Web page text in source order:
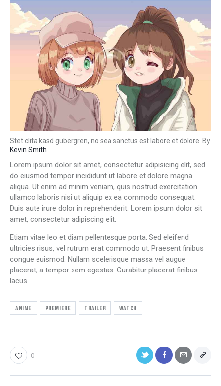
Stet clita kasd gubergren, no sea sanctus est labore et dolore. By
Kevin Smith
Lorem ipsum dolor sit amet, consectetur adipisicing elit, sed
do eiusmod tempor incididunt ut labore et dolore magna
aliqua. Ut enim ad minim veniam, quis nostrud exercitation
ullamco laboris nisi ut aliquip ex ea commodo consequat.
Duis aute irure dolor in reprehenderit. Lorem ipsum dolor sit
amet, consectetur adipiscing elit.
Etiam vitae leo et diam pellentesque porta. Sed eleifend
ultricies risus, vel rutrum erat commodo ut. Praesent finibus
congue euismod. Nullam scelerisque massa vel augue
placerat, a tempor sem egestas. Curabitur placerat finibus
lacus.
Anime Premiere Trailer Watch
0